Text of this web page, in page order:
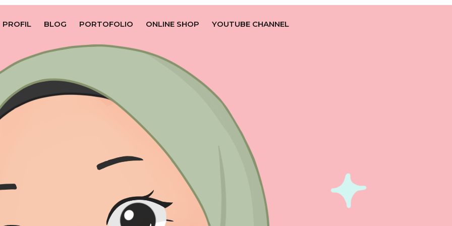
PROFIL BLOG PORTOFOLIO ONLINE SHOP YOUTUBE CHANNEL